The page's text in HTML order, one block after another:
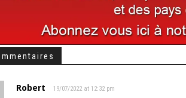
Robert 19/07/2022 at 12:32 pm